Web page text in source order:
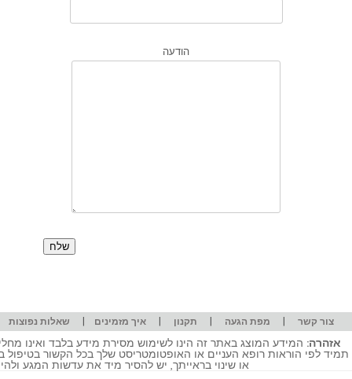
הודעה
צור קשר | מפת הגעה | תקנון |איך מזמינים | שאלות נפוצות
אזהרה: המידע המוצג באתר זה הינו לשימוש מסירת מידע בלבד ואינו
תמיד לפי הוראות רופא העניים או האופטומטריסט שלך בכל הקשור
או שינוי בראייתך, יש להסיר מיד את עדשות המגע